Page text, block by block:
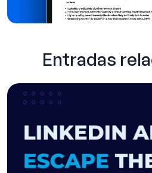
Entradas